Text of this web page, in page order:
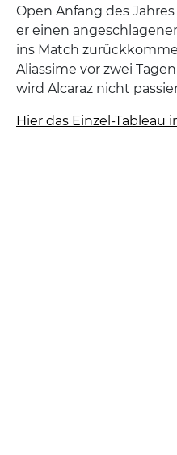
Open Anfang des
er einen
ins Match
Aliassime vor zwei
wird Alcaraz nicht
Hier das Einzel-Tableau